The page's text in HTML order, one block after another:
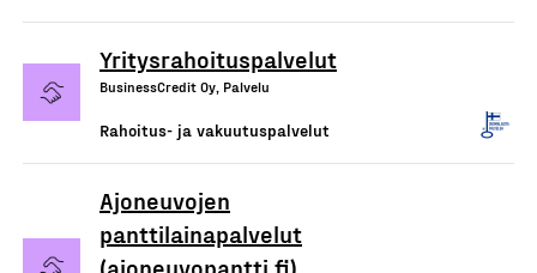
Yritysrahoituspalvelut
BusinessCredit Oy, Palvelu
Rahoitus- ja vakuutuspalvelut
Ajoneuvojen
panttilainapalvelut
(ajoneuvopantti.fi)